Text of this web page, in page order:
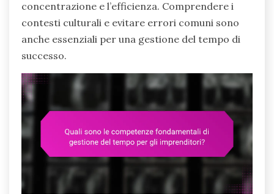
concentrazione e l’efficienza. Comprendere i
contesti culturali e evitare errori comuni sono
anche essenziali per una gestione del tempo di
successo.